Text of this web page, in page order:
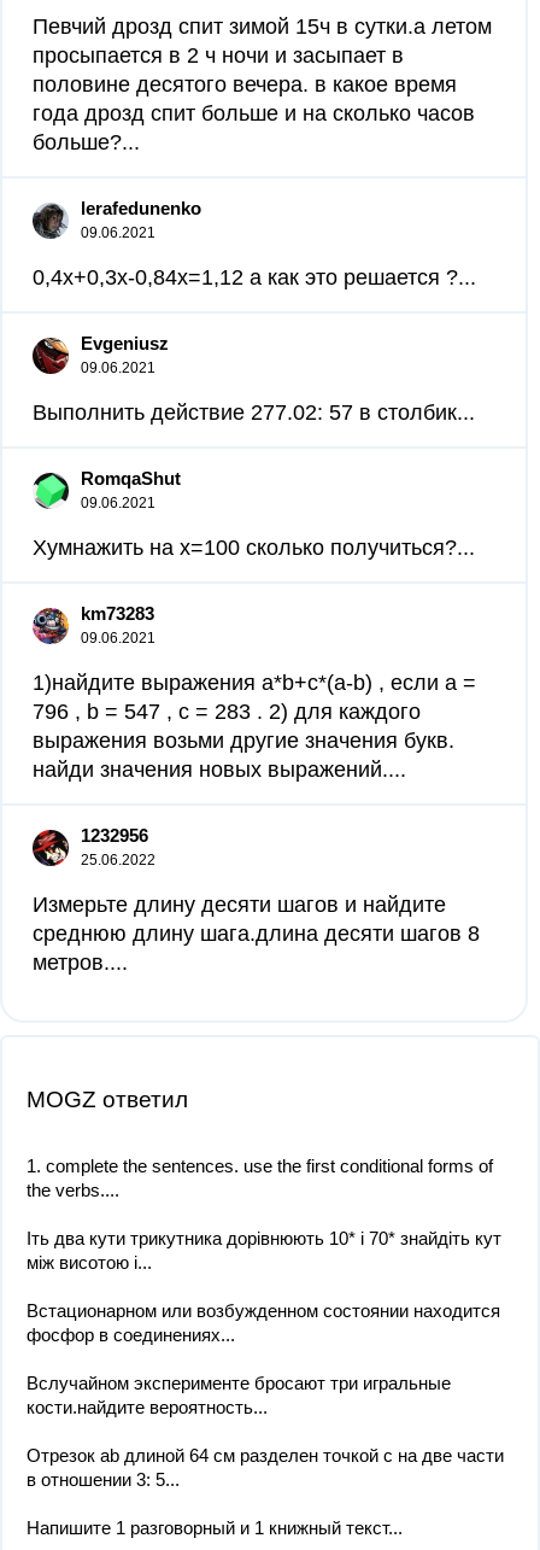
Певчий дрозд спит зимой 15ч в сутки.а летом
просыпается в 2 ч ночи и засыпает в
половине десятого вечера. в какое время
года дрозд спит больше и на сколько часов
больше?...
lerafedunenko
09.06.2021
0,4x+0,3x-0,84x=1,12 а как это решается ?...
Evgeniusz
09.06.2021
Выполнить действие 277.02: 57 в столбик...
RomqaShut
09.06.2021
Xумнажить на x=100 сколько получиться?...
km73283
09.06.2021
1)найдите выражения a*b+c*(a-b) , если a =
796 , b = 547 , c = 283 . 2) для каждого
выражения возьми другие значения букв.
найди значения новых выражений....
1232956
25.06.2022
Измерьте длину десяти шагов и найдите
среднюю длину шага.длина десяти шагов 8
метров....
MOGZ ответил
1. complete the sentences. use the first conditional forms of
the verbs....
Іть два кути трикутника дорівнюють 10* і 70* знайдіть кут
між висотою і...
Встационарном или возбужденном состоянии находится
фосфор в соединениях...
Вслучайном эксперименте бросают три игральные
кости.найдите вероятность...
Отрезок ab длиной 64 см разделен точкой c на две части
в отношении 3: 5...
Напишите 1 разговорный и 1 книжный текст...